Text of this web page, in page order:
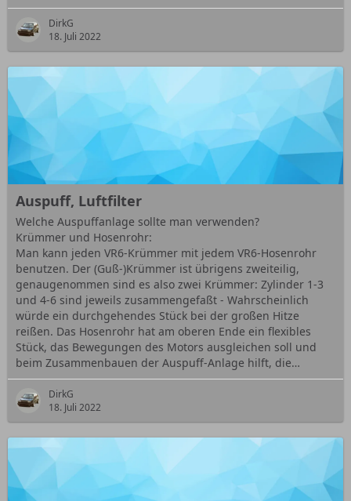
DirkG
18. Juli 2022
Auspuff, Luftfilter
Welche Auspuffanlage sollte man verwenden?
Krümmer und Hosenrohr:
Man kann jeden VR6-Krümmer mit jedem VR6-Hosenrohr
benutzen. Der (Guß-)Krümmer ist übrigens zweiteilig,
genaugenommen sind es also zwei Krümmer: Zylinder 1-3
und 4-6 sind jeweils zusammengefaßt - Wahrscheinlich
würde ein durchgehendes Stück bei der großen Hitze
reißen. Das Hosenrohr hat am oberen Ende ein flexibles
Stück, das Bewegungen des Motors ausgleichen soll und
beim Zusammenbauen der Auspuff-Anlage hilft, die…
DirkG
18. Juli 2022